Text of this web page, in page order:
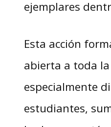
ejemplares
Esta acción
abierta a toda
especialmente
estudiantes,